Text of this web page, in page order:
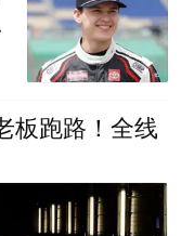
板跑路！全线